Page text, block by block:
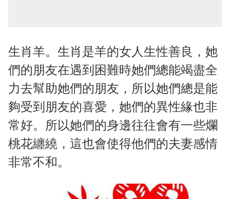
生肖羊。生肖是羊的女人生性善良，她
們的朋友在遇到困難時她們總能竭盡全
力去幫助她們的朋友，所以她們總是能
夠受到朋友的喜愛，她們的異性緣也非
常好。所以她們的身邊往往會有一些爛
桃花纏繞，這也會使得他們的夫妻感情
非常不和。